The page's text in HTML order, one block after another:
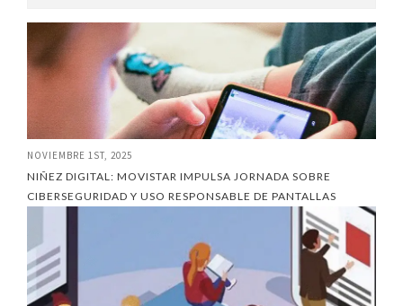
NOVIEMBRE 1ST, 2025
NIÑEZ DIGITAL: MOVISTAR IMPULSA JORNADA SOBRE
CIBERSEGURIDAD Y USO RESPONSABLE DE PANTALLAS